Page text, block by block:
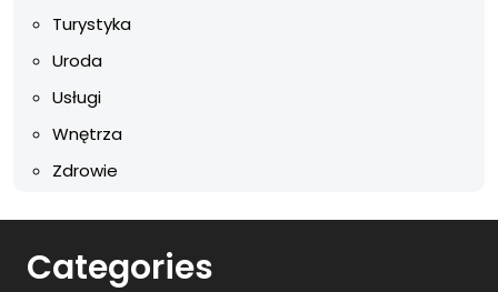
Turystyka
Uroda
Usługi
Wnętrza
Zdrowie
Categories